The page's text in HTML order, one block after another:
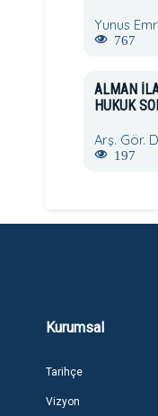
Yunus
767
ALMAN
HUKUK
Arş. Gör.
197
Kurumsal
Tarihçe
Vizyon